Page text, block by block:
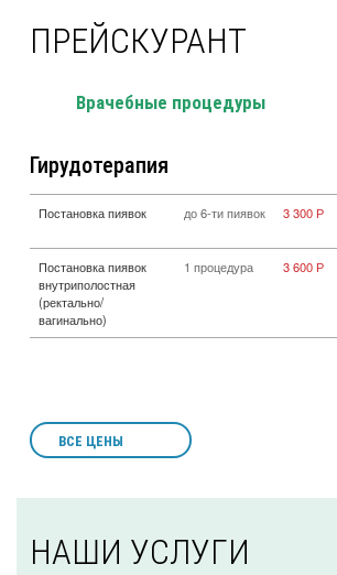
ПРЕЙСКУРАНТ
Врачебные процедуры
Гирудотерапия
Постановка пиявок до 6-ти пиявок 3 300 Р
Постановка пиявок
внутриполостная
(ректально/
вагинально)
1 процедура 3 600 Р
ВСЕ ЦЕНЫ
НАШИ УСЛУГИ